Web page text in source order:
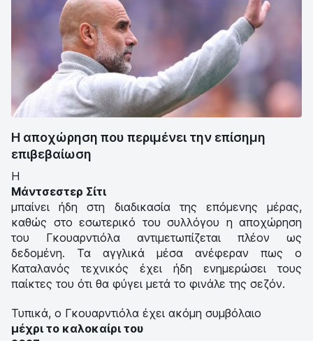
Η αποχώρηση που περιμένει την επίσημη
επιβεβαίωση
Η
Μάντσεστερ Σίτι
μπαίνει ήδη στη διαδικασία της επόμενης μέρας,
καθώς στο εσωτερικό του συλλόγου η αποχώρηση
του Γκουαρντιόλα αντιμετωπίζεται πλέον ως
δεδομένη. Τα αγγλικά μέσα ανέφεραν πως ο
Καταλανός τεχνικός έχει ήδη ενημερώσει τους
παίκτες του ότι θα φύγει μετά το φινάλε της σεζόν.
Τυπικά, ο Γκουαρντιόλα έχει ακόμη συμβόλαιο
μέχρι το καλοκαίρι του